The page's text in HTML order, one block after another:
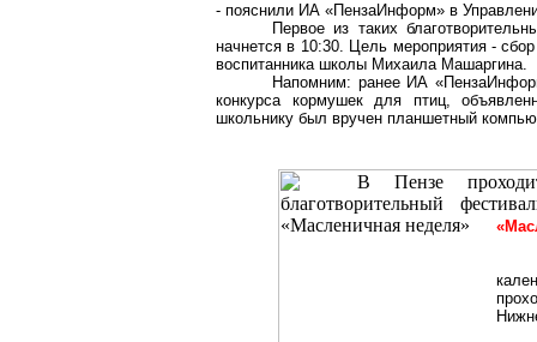
- пояснили ИА «ПензаИнформ» в
Первое из таких
начнется в 10:30. Цель мероприятия -
воспитанника школы Михаила Машаргина.
Напомним: ранее ИА «
конкурса кормушек для птиц,
школьнику был вручен планшетный